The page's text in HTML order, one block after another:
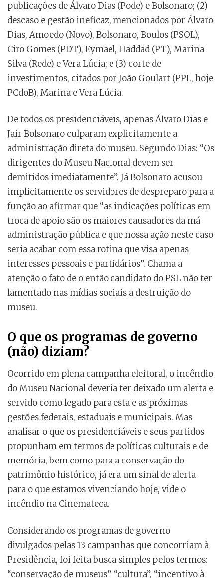
publicações de Álvaro Dias (Pode) e Bolsonaro; (2)
descaso e gestão ineficaz, mencionados por Álvaro
Dias, Amoedo (Novo), Bolsonaro, Boulos (PSOL),
Ciro Gomes (PDT), Eymael, Haddad (PT), Marina
Silva (Rede) e Vera Lúcia; e (3) corte de
investimentos, citados por João Goulart (PPL, hoje
PCdoB), Marina e Vera Lúcia.
De todos os presidenciáveis, apenas Álvaro Dias e
Jair Bolsonaro culparam explicitamente a
administração direta do museu. Segundo Dias: “Os
dirigentes do Museu Nacional devem ser
demitidos imediatamente”. Já Bolsonaro acusou
implicitamente os servidores de despreparo para a
função ao afirmar que “as indicações políticas em
troca de apoio são os maiores causadores da má
administração pública e que nossa ação neste caso
seria acabar com essa rotina que visa apenas
interesses pessoais e partidários”. Chama a
atenção o fato de o então candidato do PSL não ter
lamentado nas mídias sociais a destruição do
museu.
O que os programas de governo
(não) diziam?
Ocorrido em plena campanha eleitoral, o incêndio
do Museu Nacional deveria ter deixado um alerta e
servido como legado para esta e as próximas
gestões federais, estaduais e municipais. Mas
analisar o que os presidenciáveis e seus partidos
propunham em termos de políticas culturais e de
memória, bem como para a conservação do
patrimônio histórico, já era um sinal de alerta
para o que estamos vivenciando hoje, vide o
incêndio na Cinemateca.
Considerando os programas de governo
divulgados pelas 13 campanhas que concorriam à
Presidência, foi feita busca simples pelos termos:
“conservação de museus”, “cultura”, “incentivo à